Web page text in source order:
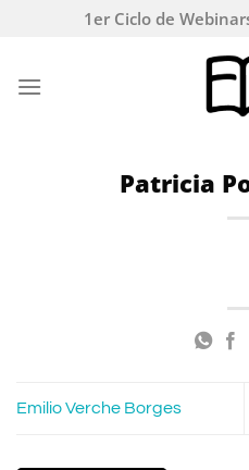
1er Ciclo de
Patricia
Emilio Verche Borges